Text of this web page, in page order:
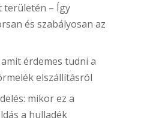
területén – Így
és szabályosan az
érdemes tudni a
elszállításról
mikor ez a
a hulladék